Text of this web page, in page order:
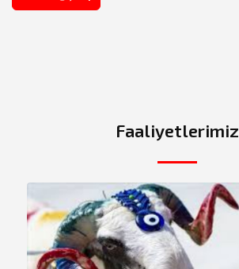
Faaliyetlerimiz